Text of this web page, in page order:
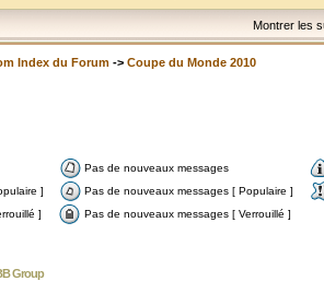
Montrer les
Index du Forum -> Coupe du Monde 2010
Pas de nouveaux messages
]
Pas de nouveaux messages [ Populaire ]
]
Pas de nouveaux messages [ Verrouillé ]
Group